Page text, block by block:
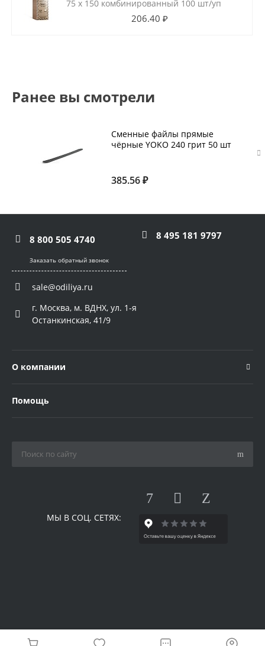
75 х 150 комбинированный 100 шт/уп
206.40 ₽
Ранее вы смотрели
Сменные файлы прямые
чёрные YOKO 240 грит 50 шт
385.56 ₽
8 800 505 4740 8 495 181 9797
Заказать обратный звонок
sale@odiliya.ru
г. Москва, м. ВДНХ, ул. 1-я
Останкинская, 41/9
О компании
Помощь
МЫ В СОЦ. СЕТЯХ:
© 2026 Одилия, Все права защищены